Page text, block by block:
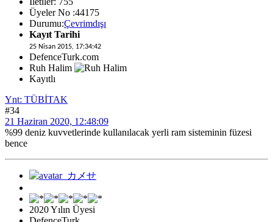
Üyeler No :44175
Durumu:Çevrimdışı
Kayıt Tarihi
25 Nisan 2015, 17:34:42
DefenceTurk.com
Ruh Halim
Kayıtlı
Ynt: TÜBİTAK
#34
21 Haziran 2020, 12:48:09
%99 deniz kuvvetlerinde kullanılacak yerli ram sisteminin füzesi
bence
2020 Yılın Üyesi